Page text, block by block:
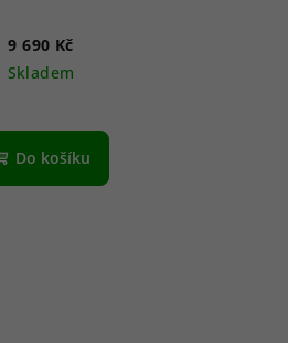
9 690 Kč
Skladem
Do košíku